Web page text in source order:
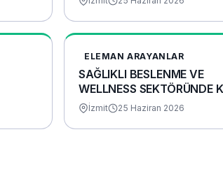
ELEMAN ARAYANLAR
​SAĞLIKLI BESLENME VE
WELLNESS SEKTÖRÜNDE
İŞİNİ KUR!
İzmit 25 Haziran 2026